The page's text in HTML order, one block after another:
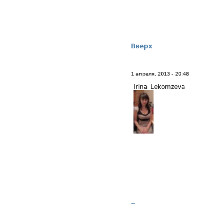
Вверх
1 апреля, 2013 - 20:48
Irina_Lekomzeva